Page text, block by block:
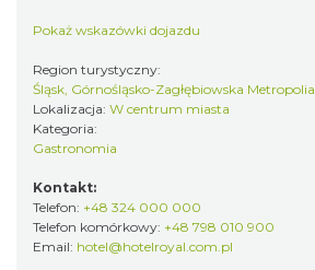
Pokaż wskazówki dojazdu
Region turystyczny:
Śląsk, Górnośląsko-Zagłębiowska Metropolia
Lokalizacja: W centrum miasta
Kategoria:
Gastronomia
Kontakt:
Telefon: +48 324 000 000
Telefon komórkowy: +48 798 010 900
Email: hotel@hotelroyal.com.pl